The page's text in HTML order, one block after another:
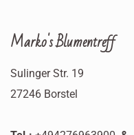
Marko's Blumentreff
Sulinger Str. 19
27246 Borstel